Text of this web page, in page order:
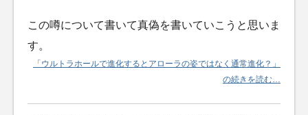
この噂について書いて真偽を書いていこうと思いま
す。
「ウルトラホールで進化するとアローラの姿ではなく通常進化？」
の続きを読む…